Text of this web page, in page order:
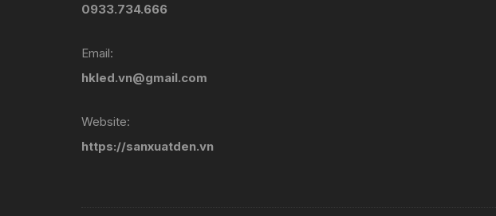
0933.734.666
Email:
hkled.vn@gmail.com
Website:
https://sanxuatden.vn